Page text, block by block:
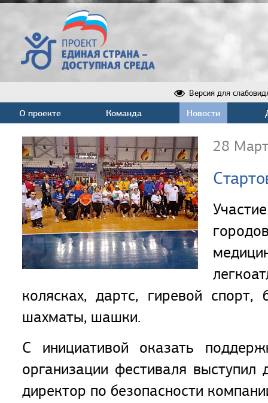
Версия для
О проекте Команда Новости
28
колясках, дартс, гиревой
шахматы, шашки.
С инициативой оказать
организации фестиваля
директор по безопасности